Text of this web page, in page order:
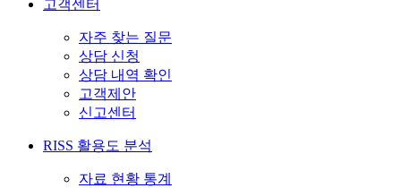
고객센터
자주 찾는 질문
상담 신청
상담 내역 확인
고객제안
신고센터
RISS 활용도 분석
자료 현황 통계